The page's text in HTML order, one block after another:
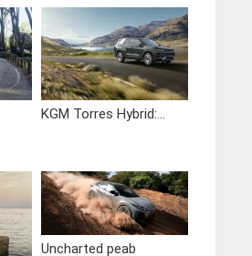
KGM Torres Hybrid:...
Uncharted peab